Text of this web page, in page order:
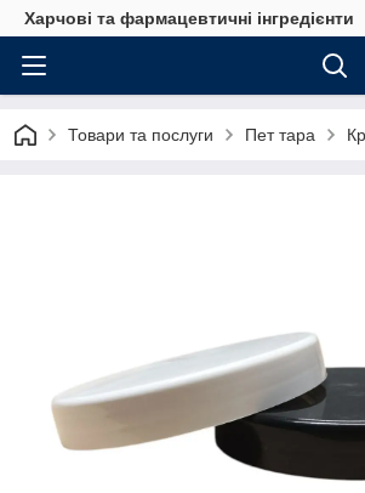
Харчові та фармацевтичні інгредієнти
Товари та послуги Пет тара